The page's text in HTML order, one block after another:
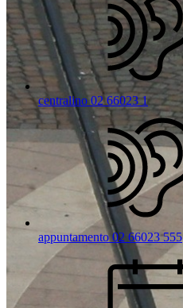
centralino 02 66023 1
appuntamento 02 66023 555